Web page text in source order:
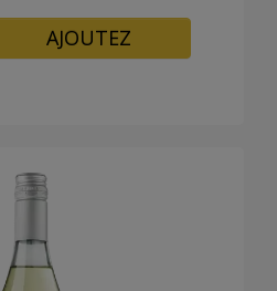
AJOUTEZ